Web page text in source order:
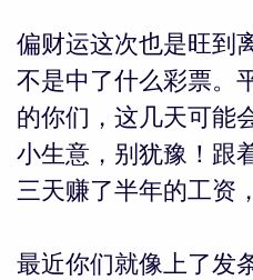
偏财运这次也是旺到
不是中了什么彩票。
的你们，这几天可能
小生意，别犹豫！跟
三天赚了半年的工资
最近你们就像上了发